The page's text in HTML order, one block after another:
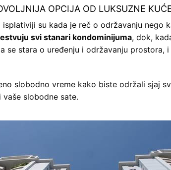
OPCIJA OD LUKSUZNE
su kada je reč o održavanju nego
svi stanari kondominijuma, dok,
se stara o uređenju i održavanju prostora,
slobodno vreme kako biste održali sjaj
slobodne sate.